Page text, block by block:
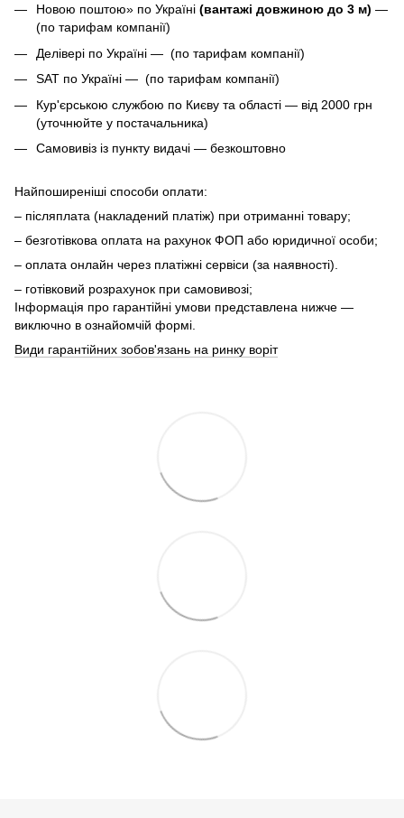
Новою поштою» по Україні (вантажі довжиною до 3 м) —
(по тарифам компанії)
Делівері по Україні — (по тарифам компанії)
SAT по Україні — (по тарифам компанії)
Кур'єрською службою по Києву та області — від 2000 грн
(уточнюйте у постачальника)
Самовивіз із пункту видачі — безкоштовно
Найпоширеніші способи оплати:
– післяплата (накладений платіж) при отриманні товару;
– безготівкова оплата на рахунок ФОП або юридичної особи;
– оплата онлайн через платіжні сервіси (за наявності).
– готівковий розрахунок при самовивозі;
Інформація про гарантійні умови представлена нижче —
виключно в ознайомчій формі.
Види гарантійних зобов'язань на ринку воріт